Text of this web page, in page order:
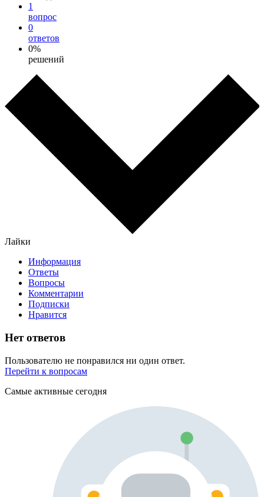
1
вопрос
0
ответов
0%
решений
Лайки
Информация
Ответы
Вопросы
Комментарии
Подписки
Нравится
Нет ответов
Пользователю не понравился ни один ответ.
Перейти к вопросам
Самые активные сегодня